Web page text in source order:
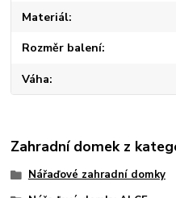
Materiál
Rozměr balení
Váha
Zahradní domek z
Nářaďové zahradní domky